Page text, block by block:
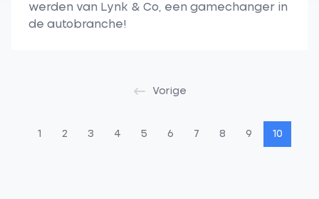
werden van Lynk & Co, een gamechanger in
de autobranche!
Vorige
1 2 3 4 5 6 7 8 9 10